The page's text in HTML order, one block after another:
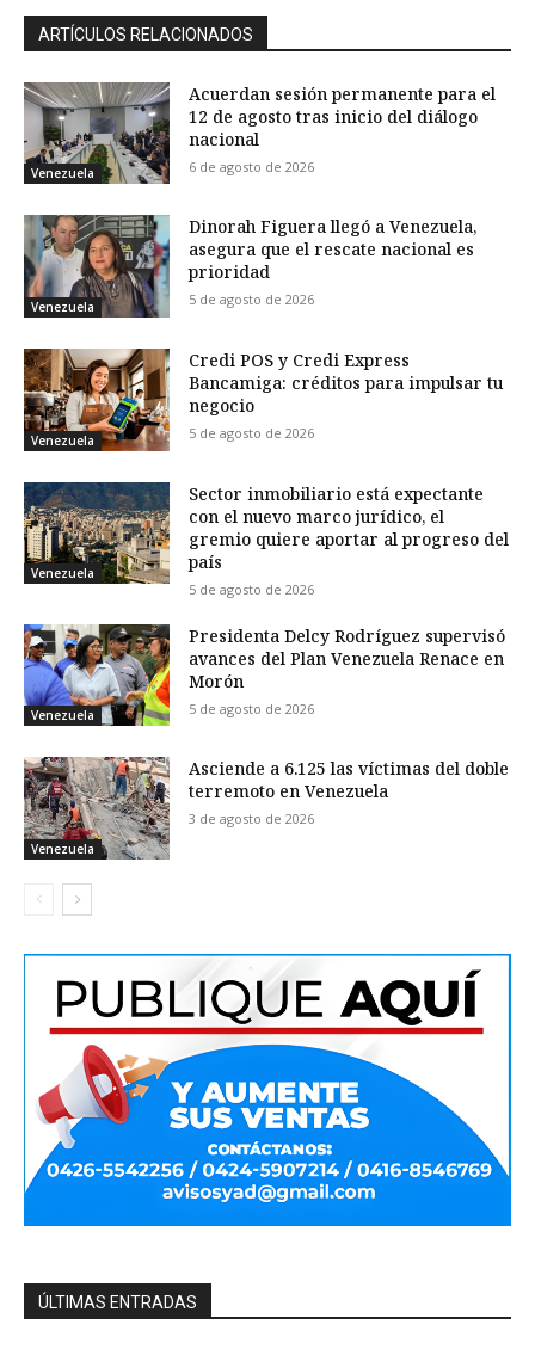
ARTÍCULOS RELACIONADOS
Venezuela
Acuerdan sesión permanente para el
12 de agosto tras inicio del diálogo
nacional
6 de agosto de 2026
Venezuela
Dinorah Figuera llegó a Venezuela,
asegura que el rescate nacional es
prioridad
5 de agosto de 2026
Venezuela
Credi POS y Credi Express
Bancamiga: créditos para impulsar tu
negocio
5 de agosto de 2026
Venezuela
Sector inmobiliario está expectante
con el nuevo marco jurídico, el
gremio quiere aportar al progreso del
país
5 de agosto de 2026
Venezuela
Presidenta Delcy Rodríguez supervisó
avances del Plan Venezuela Renace en
Morón
5 de agosto de 2026
Venezuela
Asciende a 6.125 las víctimas del doble
terremoto en Venezuela
3 de agosto de 2026
ÚLTIMAS ENTRADAS